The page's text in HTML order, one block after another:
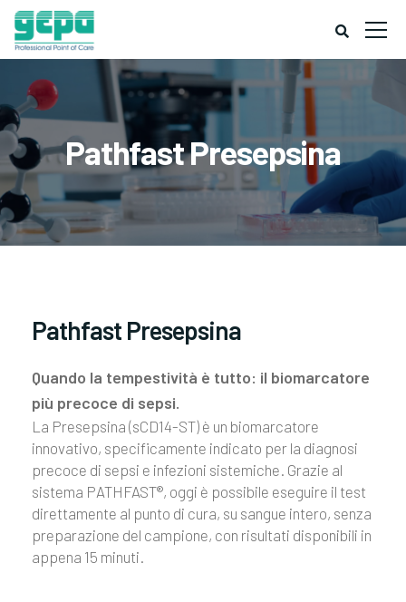
Pathfast Presepsina
Pathfast Presepsina
Quando la tempestività è tutto: il biomarcatore
più precoce di sepsi.
La Presepsina (sCD14-ST) è un biomarcatore
innovativo, specificamente indicato per la diagnosi
precoce di sepsi e infezioni sistemiche. Grazie al
sistema PATHFAST®, oggi è possibile eseguire il test
direttamente al punto di cura, su sangue intero, senza
preparazione del campione, con risultati disponibili in
appena 15 minuti.